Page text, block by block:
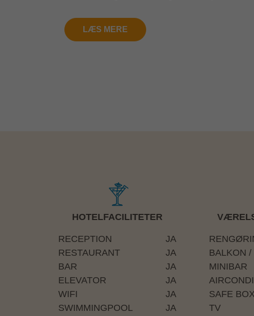
LÆS MERE
HOTELFACILITETER
RECEPTION
JA
RESTAURANT
JA
BAR
JA
ELEVATOR
JA
WIFI
JA
SWIMMINGPOOL
JA
BALKON
MINIBAR
SAFE BOX
TV